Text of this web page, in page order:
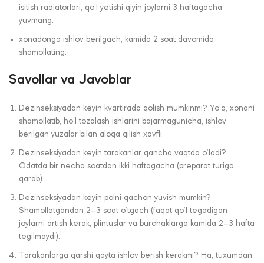
isitish radiatorlari, qo‘l yetishi qiyin joylarni 3 haftagacha
yuvmang.
xonadonga ishlov berilgach, kamida 2 soat davomida
shamollating.
Savollar va Javoblar
Dezinseksiyadan keyin kvartirada qolish mumkinmi? Yo’q, xonani
shamollatib, ho’l tozalash ishlarini bajarmagunicha, ishlov
berilgan yuzalar bilan aloqa qilish xavfli.
Dezinseksiyadan keyin tarakanlar qancha vaqtda o’ladi?
Odatda bir necha soatdan ikki haftagacha (preparat turiga
qarab).
Dezinseksiyadan keyin polni qachon yuvish mumkin?
Shamollatgandan 2–3 soat o’tgach (faqat qo’l tegadigan
joylarni artish kerak, plintuslar va burchaklarga kamida 2–3 hafta
tegilmaydi).
Tarakanlarga qarshi qayta ishlov berish kerakmi? Ha, tuxumdan